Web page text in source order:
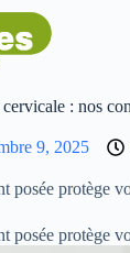
: nos
9, 2025
posée protège
posée protège